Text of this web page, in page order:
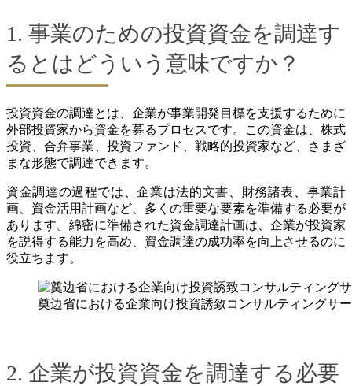
1. 事業のための投資資金を調達す
るとはどういう意味ですか？
投資資金の調達とは、企業が事業開発目標を支援するために
外部投資家から資金を募るプロセスです。この資金は、株式
投資、合弁事業、投資ファンド、戦略的投資家など、さまざ
まな形態で調達できます。
資金調達の過程では、企業は法的文書、財務諸表、事業計
画、資金活用計画など、多くの重要な要素を準備する必要が
あります。綿密に準備された資金調達計画は、企業が投資家
を説得する能力を高め、資金調達の成功率を向上させるのに
役立ちます。
奠边省における企業向け投資誘致コンサルティングサ
2. 企業が投資資金を調達する必要